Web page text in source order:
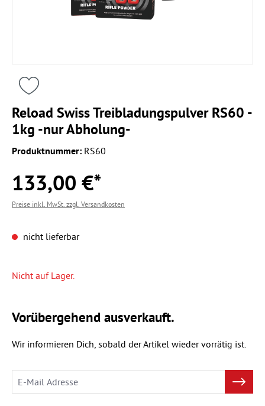
Reload Swiss Treibladungspulver RS60 -
1kg -nur Abholung-
Produktnummer: RS60
133,00 €*
Preise inkl. MwSt. zzgl. Versandkosten
nicht lieferbar
Nicht auf Lager.
Vorübergehend ausverkauft.
Wir informieren Dich, sobald der Artikel wieder vorrätig ist.